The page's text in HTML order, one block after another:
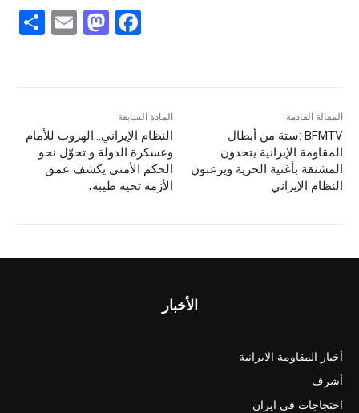
F
b
o
o
k
M
o
n
E
المادة السابقة
النظام الإيراني…الهروب للأمام
وعسكرة الدولة و تحوّل نحو
الحكم الأمني يكشف عمق
الأزمة تحية طيبة،
المقالة القادمة
BFMTV :ستة من أبطال
المقاومة الإيرانية يتحدون
المشنقة بأغنية الحرية ويرعبون
النظام الإيراني
الأخبار
أخبار المقاومة الايرانية
أشرف
احتجاجات في ايران